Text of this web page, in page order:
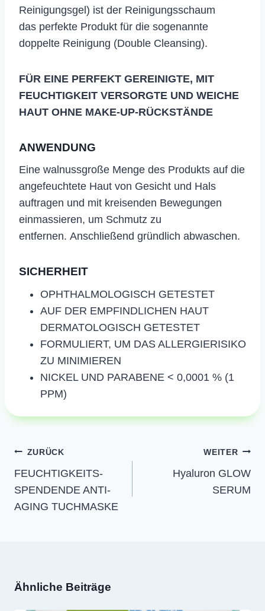
Reinigungsgel) ist der Reinigungsschaum
das perfekte Produkt für die sogenannte
doppelte Reinigung (Double Cleansing).
FÜR EINE PERFEKT GEREINIGTE, MIT
FEUCHTIGKEIT VERSORGTE UND WEICHE
HAUT OHNE MAKE-UP-RÜCKSTÄNDE
ANWENDUNG
​Eine walnussgroße Menge des Produkts auf die
angefeuchtete Haut von Gesicht und Hals
auftragen und mit kreisenden Bewegungen
einmassieren, um Schmutz zu
entfernen. Anschließend gründlich abwaschen.
SICHERHEIT
​OPHTHALMOLOGISCH GETESTET
AUF DER EMPFINDLICHEN HAUT
DERMATOLOGISCH GETESTET
FORMULIERT, UM DAS ALLERGIERISIKO
ZU MINIMIEREN
NICKEL UND PARABENE < 0,0001 % (1
PPM)
Beitragsnavigation
ZURÜCK
FEUCHTIGKEITS-
SPENDENDE ANTI-
AGING TUCHMASKE
WEITER
Hyaluron GLOW
SERUM
Ähnliche Beiträge